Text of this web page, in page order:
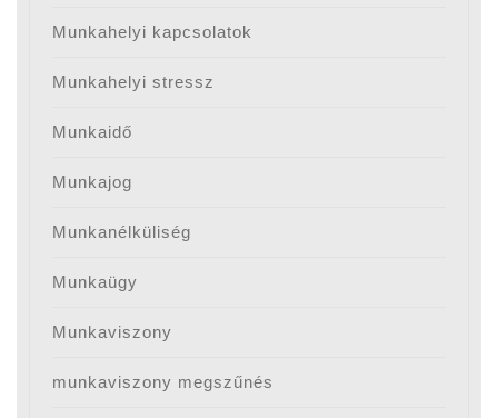
Munkahelyi kapcsolatok
Munkahelyi stressz
Munkaidő
Munkajog
Munkanélküliség
Munkaügy
Munkaviszony
munkaviszony megszűnés